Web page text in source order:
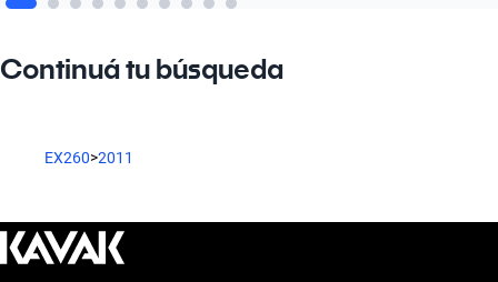
Continuá tu búsqueda
EX260>2011